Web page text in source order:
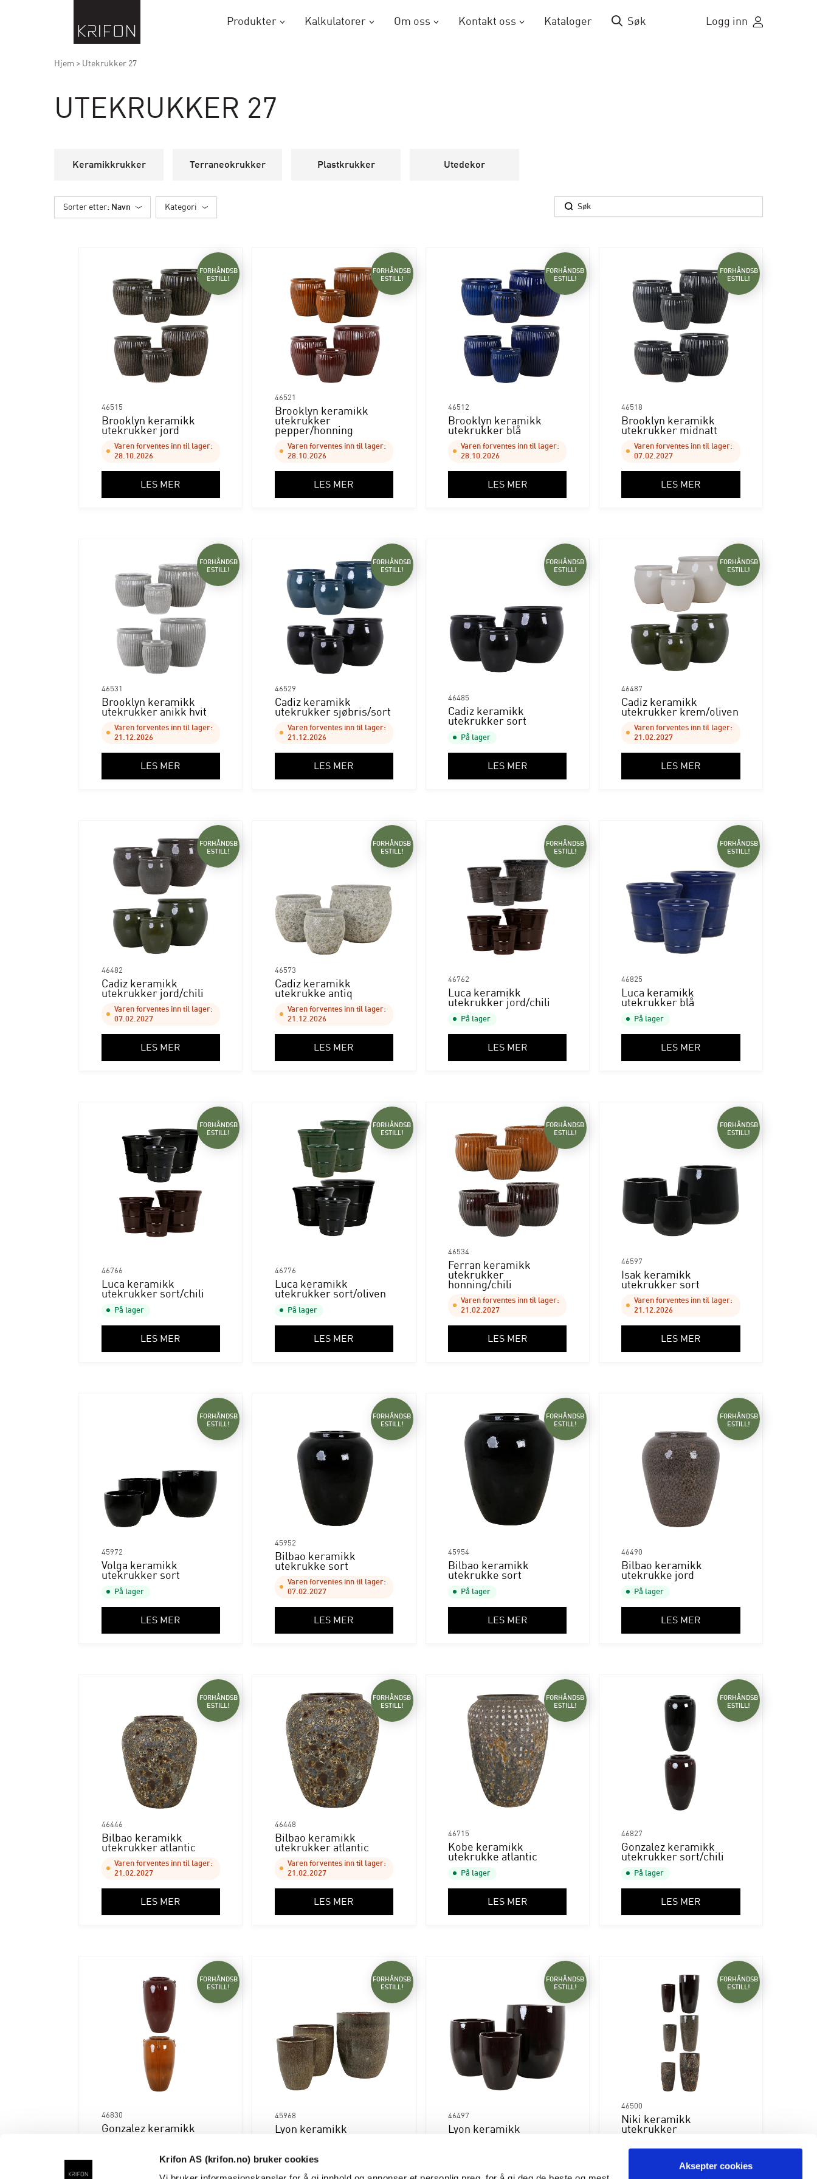
Krifon AS (krifon.no) bruker cookies
Aksepter cookies
Produkter Kalkulatorer Om oss Kontakt oss Kataloger Søk Logg inn
Hjem > Utekrukker 27
UTEKRUKKER 27
Keramikkrukker Terraneokrukker Plastkrukker Utedekor
Sorter etter: Navn Kategori
FORHÅNDSB
ESTILL!
46515
Brooklyn keramikk
utekrukker jord
Varen forventes inn til lager:
28.10.2026
LES MER
FORHÅNDSB
ESTILL!
46521
Brooklyn keramikk
utekrukker
pepper/honning
Varen forventes inn til lager:
28.10.2026
LES MER
FORHÅNDSB
ESTILL!
46512
Brooklyn keramikk
utekrukker blå
Varen forventes inn til lager:
28.10.2026
LES MER
FORHÅNDSB
ESTILL!
46518
Brooklyn keramikk
utekrukker midnatt
Varen forventes inn til lager:
07.02.2027
LES MER
FORHÅNDSB
ESTILL!
46531
Brooklyn keramikk
utekrukker anikk hvit
Varen forventes inn til lager:
21.12.2026
LES MER
FORHÅNDSB
ESTILL!
46529
Cadiz keramikk
utekrukker sjøbris/sort
Varen forventes inn til lager:
21.12.2026
LES MER
FORHÅNDSB
ESTILL!
46485
Cadiz keramikk
utekrukker sort
På lager
LES MER
FORHÅNDSB
ESTILL!
46487
Cadiz keramikk
utekrukker krem/oliven
Varen forventes inn til lager:
21.02.2027
LES MER
FORHÅNDSB
ESTILL!
46482
Cadiz keramikk
utekrukker jord/chili
Varen forventes inn til lager:
07.02.2027
LES MER
FORHÅNDSB
ESTILL!
46573
Cadiz keramikk
utekrukke antiq
Varen forventes inn til lager:
21.12.2026
LES MER
FORHÅNDSB
ESTILL!
46762
Luca keramikk
utekrukker jord/chili
På lager
LES MER
FORHÅNDSB
ESTILL!
46825
Luca keramikk
utekrukker blå
På lager
LES MER
FORHÅNDSB
ESTILL!
46766
Luca keramikk
utekrukker sort/chili
På lager
LES MER
FORHÅNDSB
ESTILL!
46776
Luca keramikk
utekrukker sort/oliven
På lager
LES MER
FORHÅNDSB
ESTILL!
46534
Ferran keramikk
utekrukker
honning/chili
Varen forventes inn til lager:
21.02.2027
LES MER
FORHÅNDSB
ESTILL!
46597
Isak keramikk
utekrukker sort
Varen forventes inn til lager:
21.12.2026
LES MER
FORHÅNDSB
ESTILL!
45972
Volga keramikk
utekrukker sort
På lager
LES MER
FORHÅNDSB
ESTILL!
45952
Bilbao keramikk
utekrukke sort
Varen forventes inn til lager:
07.02.2027
LES MER
FORHÅNDSB
ESTILL!
45954
Bilbao keramikk
utekrukke sort
På lager
LES MER
FORHÅNDSB
ESTILL!
46490
Bilbao keramikk
utekrukke jord
På lager
LES MER
FORHÅNDSB
ESTILL!
46446
Bilbao keramikk
utekrukker atlantic
Varen forventes inn til lager:
21.02.2027
LES MER
FORHÅNDSB
ESTILL!
46448
Bilbao keramikk
utekrukker atlantic
Varen forventes inn til lager:
21.02.2027
LES MER
FORHÅNDSB
ESTILL!
46715
Kobe keramikk
utekrukke atlantic
På lager
LES MER
FORHÅNDSB
ESTILL!
46827
Gonzalez keramikk
utekrukker sort/chili
På lager
LES MER
FORHÅNDSB
ESTILL!
46830
Gonzalez keramikk
FORHÅNDSB
ESTILL!
45968
Lyon keramikk
Varen forventes inn til lager:
28.10.2026
FORHÅNDSB
ESTILL!
46497
Lyon keramikk
FORHÅNDSB
ESTILL!
46500
Niki keramikk
utekrukker